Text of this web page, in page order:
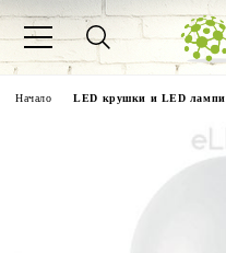
Начало LED крушки и LED лампи